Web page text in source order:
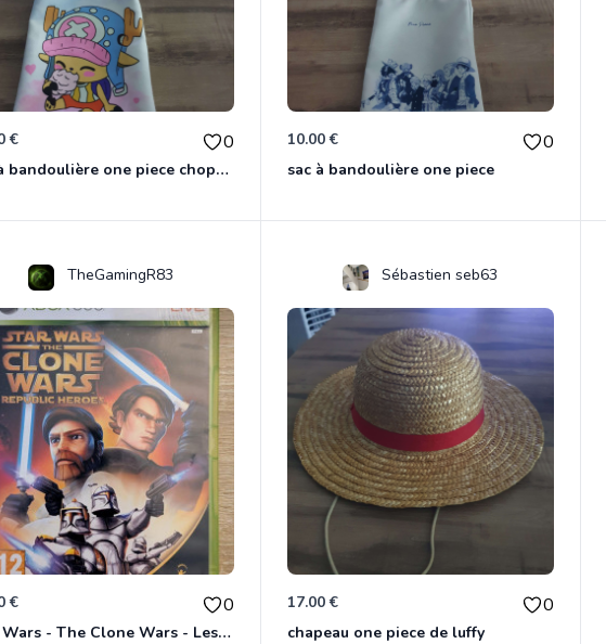
€ 0
sac à bandoulière one piece chopper
10.00 € 0
sac à bandoulière one piece
TheGamingR83
€ 0
Star Wars - The Clone Wars - Les Héros De La République Xbox 360
Sébastien seb63
17.00 € 0
chapeau one piece de luffy